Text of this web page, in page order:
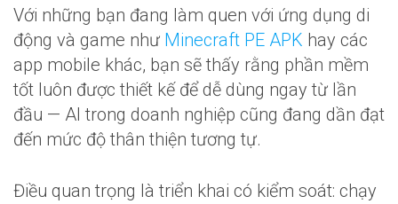
Với những bạn đang làm quen với ứng dụng di
động và game như Minecraft PE APK hay các
app mobile khác, bạn sẽ thấy rằng phần mềm
tốt luôn được thiết kế để dễ dùng ngay từ lần
đầu — AI trong doanh nghiệp cũng đang dần đạt
đến mức độ thân thiện tương tự.
Điều quan trọng là triển khai có kiểm soát: chạy